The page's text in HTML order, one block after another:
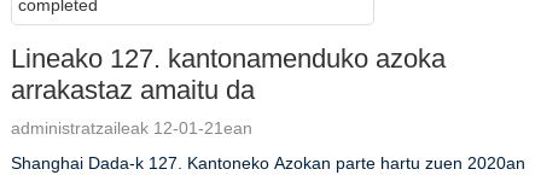
Lineako 127. kantonamenduko azoka
arrakastaz amaitu da
administratzaileak 12-01-21ean
Shanghai Dada-k 127. Kantoneko Azokan parte hartu zuen 2020an